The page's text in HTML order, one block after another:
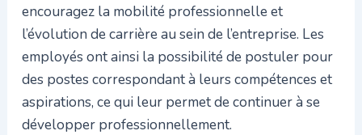
encouragez la mobilité professionnelle et
l’évolution de carrière au sein de l’entreprise. Les
employés ont ainsi la possibilité de postuler pour
des postes correspondant à leurs compétences et
aspirations, ce qui leur permet de continuer à se
développer professionnellement.